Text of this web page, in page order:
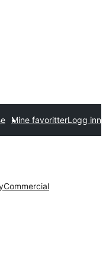
Mine favoritterLogg inn
Commercial